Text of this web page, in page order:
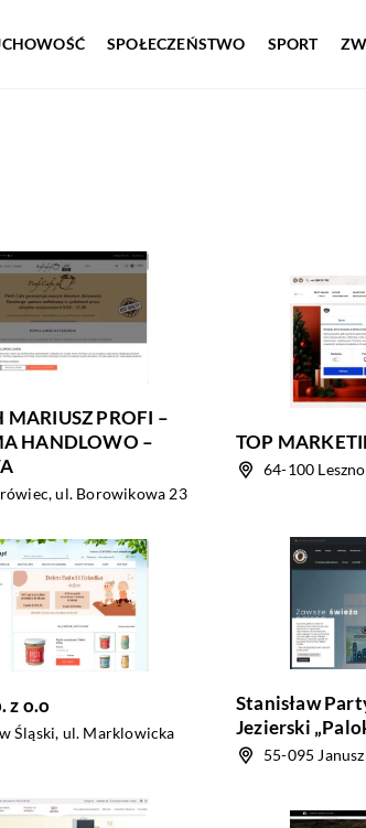
SPOŁECZEŃSTWO SPORT
MARIUSZ PROFI –
HANDLOWO –
ul. Borowikowa 23
TOP
64-100
z o.o
Śląski, ul. Marklowicka
Stanisław
Jezierski
55-095